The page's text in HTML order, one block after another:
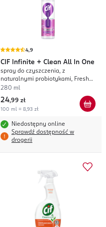
4,9
CIF Infinite + Clean All In One
spray do czyszczenia, z
naturalnymi probiotykami, Fresh
Lavender + Eucalyptus
280 ml
24,99 zł
100 ml = 8,93 zł
Niedostępny online
Sprawdź dostępność w
drogerii